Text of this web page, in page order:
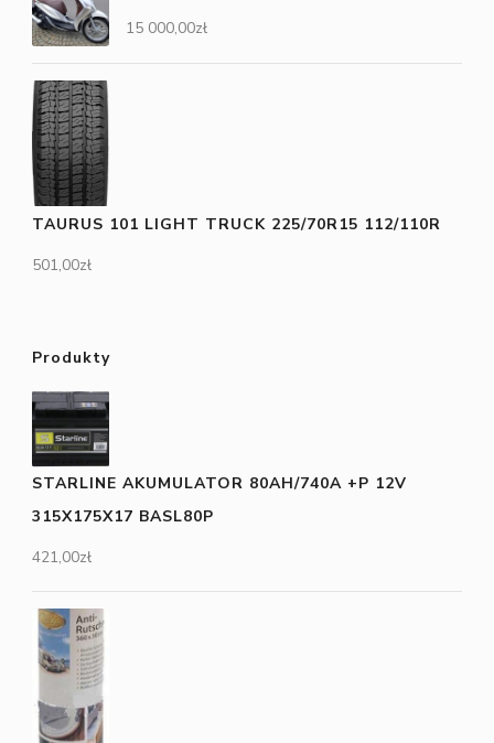
15 000,00zł
TAURUS 101 LIGHT TRUCK 225/70R15 112/110R
501,00zł
Produkty
STARLINE AKUMULATOR 80AH/740A +P 12V
315X175X17 BASL80P
421,00zł